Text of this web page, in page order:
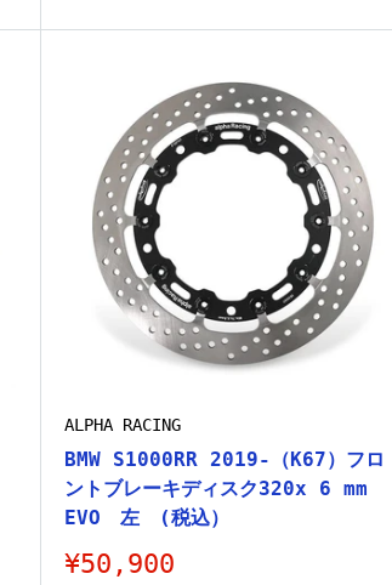
ALPHA RACING
BMW S1000RR 2019-（K67）フロ
ントブレーキディスク320x 6 mm
EVO 左 (税込）
販
¥50,900